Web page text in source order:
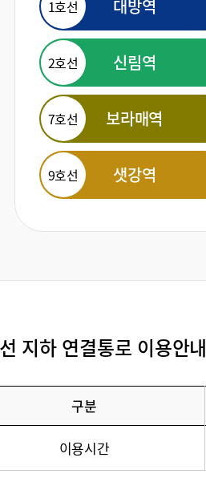
1호선 대방역
2호선 신림역
7호선 보라매역
9호선 샛강역
지하 연결통로 이용안내
구분
이용시간